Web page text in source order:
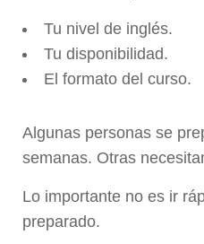
Tu nivel de inglés.
Tu disponibilidad.
El formato del curso.
Algunas personas se
semanas. Otras
Lo importante no es ir
preparado.